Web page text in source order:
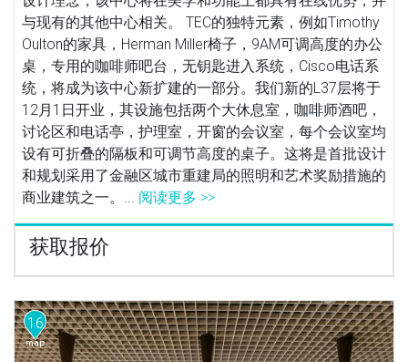
与现有的其他中心相关。 TEC的独特元素，例如Timothy
Oulton的家具，Herman Miller椅子，9AM可调高度的办公
桌，专用的咖啡师吧台，无钥匙进入系统，Cisco电话系
统，将成为该中心新扩建的一部分。我们新的L37层将于
12月1日开业，其设施包括两个大休息室，咖啡师酒吧，
讨论区和电话亭，护理室，开窗的会议室，每个会议室均
设有可折叠的隔板和可调节高度的桌子。这将是首批设计
和规划采用了金融区城市重建局的照明和艺术奖励措施的
商业建筑之一。... 阅读更多 >>
获取报价
16